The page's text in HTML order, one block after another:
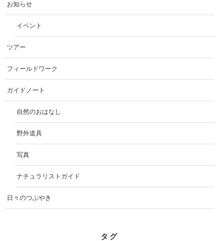
お知らせ
イベント
ツアー
フィールドワーク
ガイドノート
自然のおはなし
野外道具
写真
ナチュラリストガイド
日々のつぶやき
タグ